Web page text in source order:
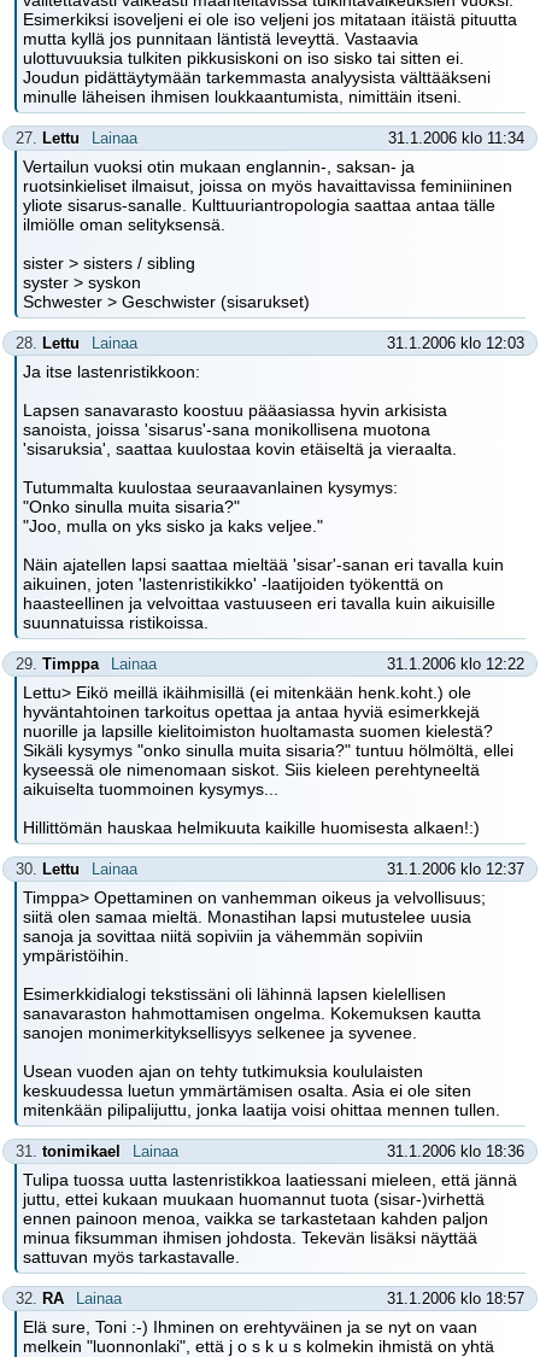
Esimerkiksi isoveljeni ei ole iso veljeni jos mitataan itäistä pituutta
mutta kyllä jos punnitaan läntistä leveyttä. Vastaavia
ulottuvuuksia tulkiten pikkusiskoni on iso sisko tai sitten ei.
Joudun pidättäytymään tarkemmasta analyysista välttääkseni
minulle läheisen ihmisen loukkaantumista, nimittäin itseni.
27. Lettu Lainaa 31.1.2006 klo 11:34
Vertailun vuoksi otin mukaan englannin-, saksan- ja
ruotsinkieliset ilmaisut, joissa on myös havaittavissa feminiininen
yliote sisarus-sanalle. Kulttuuriantropologia saattaa antaa tälle
ilmiölle oman selityksensä.
sister > sisters / sibling
syster > syskon
Schwester > Geschwister (sisarukset)
28. Lettu Lainaa 31.1.2006 klo 12:03
Ja itse lastenristikkoon:
Lapsen sanavarasto koostuu pääasiassa hyvin arkisista
sanoista, joissa 'sisarus'-sana monikollisena muotona
'sisaruksia', saattaa kuulostaa kovin etäiseltä ja vieraalta.
Tutummalta kuulostaa seuraavanlainen kysymys:
"Onko sinulla muita sisaria?"
"Joo, mulla on yks sisko ja kaks veljee."
Näin ajatellen lapsi saattaa mieltää 'sisar'-sanan eri tavalla kuin
aikuinen, joten 'lastenristikikko' -laatijoiden työkenttä on
haasteellinen ja velvoittaa vastuuseen eri tavalla kuin aikuisille
suunnatuissa ristikoissa.
29. Timppa Lainaa 31.1.2006 klo 12:22
Lettu> Eikö meillä ikäihmisillä (ei mitenkään henk.koht.) ole
hyväntahtoinen tarkoitus opettaa ja antaa hyviä esimerkkejä
nuorille ja lapsille kielitoimiston huoltamasta suomen kielestä?
Sikäli kysymys "onko sinulla muita sisaria?" tuntuu hölmöltä, ellei
kyseessä ole nimenomaan siskot. Siis kieleen perehtyneeltä
aikuiselta tuommoinen kysymys...
Hillittömän hauskaa helmikuuta kaikille huomisesta alkaen!:)
30. Lettu Lainaa 31.1.2006 klo 12:37
Timppa> Opettaminen on vanhemman oikeus ja velvollisuus;
siitä olen samaa mieltä. Monastihan lapsi mutustelee uusia
sanoja ja sovittaa niitä sopiviin ja vähemmän sopiviin
ympäristöihin.
Esimerkkidialogi tekstissäni oli lähinnä lapsen kielellisen
sanavaraston hahmottamisen ongelma. Kokemuksen kautta
sanojen monimerkityksellisyys selkenee ja syvenee.
Usean vuoden ajan on tehty tutkimuksia koululaisten
keskuudessa luetun ymmärtämisen osalta. Asia ei ole siten
mitenkään pilipalijuttu, jonka laatija voisi ohittaa mennen tullen.
31. tonimikael Lainaa 31.1.2006 klo 18:36
Tulipa tuossa uutta lastenristikkoa laatiessani mieleen, että jännä
juttu, ettei kukaan muukaan huomannut tuota (sisar-)virhettä
ennen painoon menoa, vaikka se tarkastetaan kahden paljon
minua fiksumman ihmisen johdosta. Tekevän lisäksi näyttää
sattuvan myös tarkastavalle.
32. RA Lainaa 31.1.2006 klo 18:57
Elä sure, Toni :-) Ihminen on erehtyväinen ja se nyt on vaan
melkein "luonnonlaki", että j o s k u s kolmekin ihmistä on yhtä